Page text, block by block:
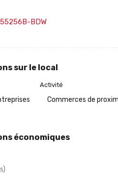
BDW
sur le local
Activité
Commerces de
économiques